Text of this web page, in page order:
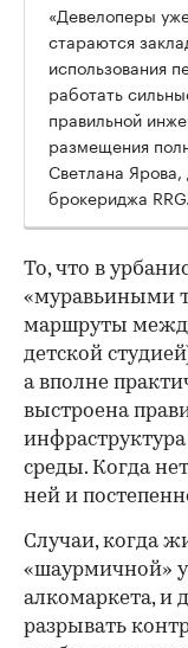
00:00
«Девелоперы
стараются
использования
работать
правильной
размещения
Светлана
брокериджа RRG.
То, что в
«муравьиными
маршруты
детской
а вполне
выстроена
среды. Когда
ней и
Случаи, когда
«шаурмичной» у
алкомаркета, и
разрывать